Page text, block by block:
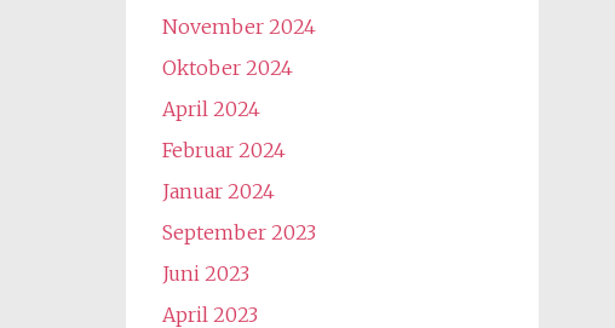
November 2024
Oktober 2024
April 2024
Februar 2024
Januar 2024
September 2023
Juni 2023
April 2023